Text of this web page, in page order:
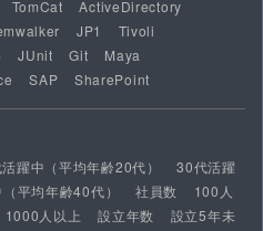
TomCat
ActiveDirectory
JP1
Tivoli
JUnit Git
Maya
SAP SharePoint
躍中（平均年齢20代）
30代活躍
平均年齢40代） 社員数
100人
1000人以上 設立年数
設立5年未